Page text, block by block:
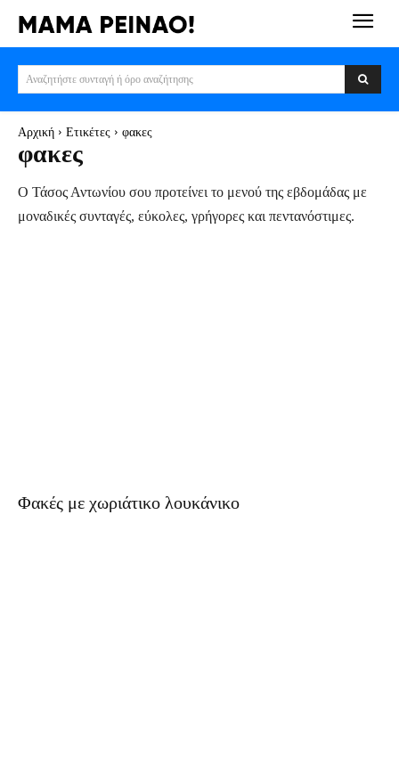
Αναζητήστε συνταγή ή όρο αναζήτησης
Αρχική Ετικέτες φακες
φακες
Ο Τάσος Αντωνίου σου προτείνει το μενού της εβδομάδας με
μοναδικές συνταγές, εύκολες, γρήγορες και πεντανόστιμες.
Φακές με χωριάτικο λουκάνικο